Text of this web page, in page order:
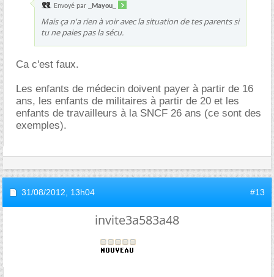
Envoyé par _Mayou_
Mais ça n'a rien à voir avec la situation de tes parents si
tu ne paies pas la sécu.
Ca c'est faux.
Les enfants de médecin doivent payer à partir de 16
ans, les enfants de militaires à partir de 20 et les
enfants de travailleurs à la SNCF 26 ans (ce sont des
exemples).
31/08/2012, 13h04 #13
invite3a583a48